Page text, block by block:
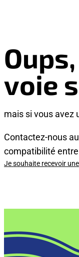
voie
mais si vous avez
Contactez-nous au
compatibilité
Je souhaite recevoir